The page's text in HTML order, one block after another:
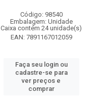
Código: 98540
Embalagem: Unidade
Caixa contém 24 unidade(s)
EAN: 7891167012059
Faça seu login ou
cadastre-se para
ver preços e
comprar